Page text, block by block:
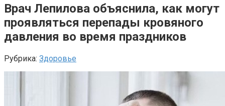
Врач Лепилова объяснила, как могут
проявляться перепады кровяного
давления во время праздников
Рубрика: Здоровье